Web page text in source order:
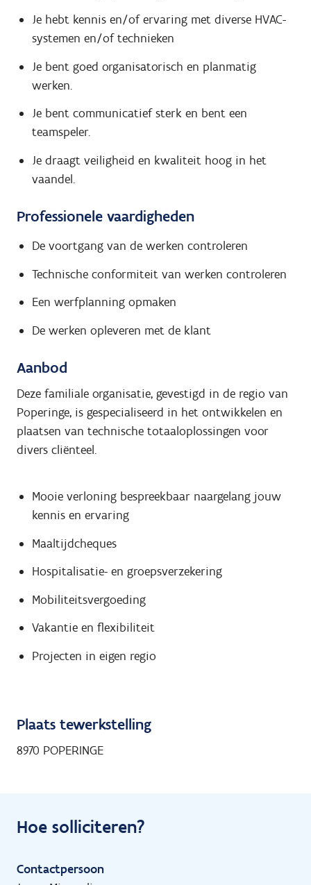
Je hebt kennis en/of ervaring met diverse HVAC-
systemen en/of technieken
Je bent goed organisatorisch en planmatig
werken.
Je bent communicatief sterk en bent een
teamspeler.
Je draagt veiligheid en kwaliteit hoog in het
vaandel.
Professionele vaardigheden
De voortgang van de werken controleren
Technische conformiteit van werken controleren
Een werfplanning opmaken
De werken opleveren met de klant
Aanbod
Deze familiale organisatie, gevestigd in de regio van
Poperinge, is gespecialiseerd in het ontwikkelen en
plaatsen van technische totaaloplossingen voor
divers cliënteel.
Mooie verloning bespreekbaar naargelang jouw
kennis en ervaring
Maaltijdcheques
Hospitalisatie- en groepsverzekering
Mobiliteitsvergoeding
Vakantie en flexibiliteit
Projecten in eigen regio
Plaats tewerkstelling
8970 POPERINGE
Hoe solliciteren?
Contactpersoon